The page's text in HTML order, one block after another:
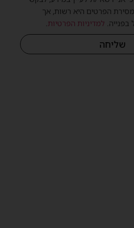
הפרטים היא רשות, אך
למדיניות הפרטיות
שליחה